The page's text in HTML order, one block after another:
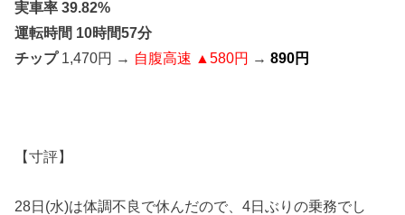
実車率 39.82%
運転時間 10時間57分
チップ 1,470円 → 自腹高速 ▲580円 →890円
【寸評】
28日(水)は体調不良で休んだので、4日ぶりの乗務でし